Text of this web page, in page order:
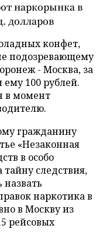
наркорынка в
долларов
конфет,
подозревающему
- Москва, за
100 рублей.
в момент
гражданину
«Незаконная
в особо
следствия,
назвать
наркотика в
в Москву из
рейсовых